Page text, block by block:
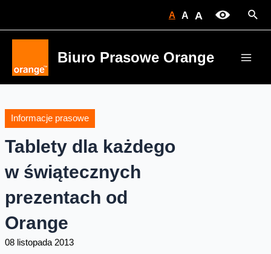
A A A
Biuro Prasowe Orange
Informacje prasowe
Tablety dla każdego
w świątecznych
prezentach od
Orange
08 listopada 2013